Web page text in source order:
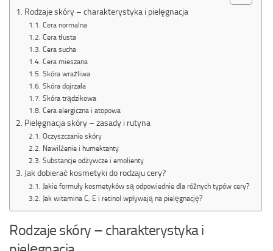
Rodzaje skóry – charakterystyka i pielęgnacja
Cera normalna
Cera tłusta
Cera sucha
Cera mieszana
Skóra wrażliwa
Skóra dojrzała
Skóra trądzikowa
Cera alergiczna i atopowa
Pielęgnacja skóry – zasady i rutyna
Oczyszczanie skóry
Nawilżenie i humektanty
Substancje odżywcze i emolienty
Jak dobierać kosmetyki do rodzaju cery?
Jakie formuły kosmetyków są odpowiednie dla różnych typów cery?
Jak witamina C, E i retinol wpływają na pielęgnację?
Rodzaje skóry – charakterystyka i